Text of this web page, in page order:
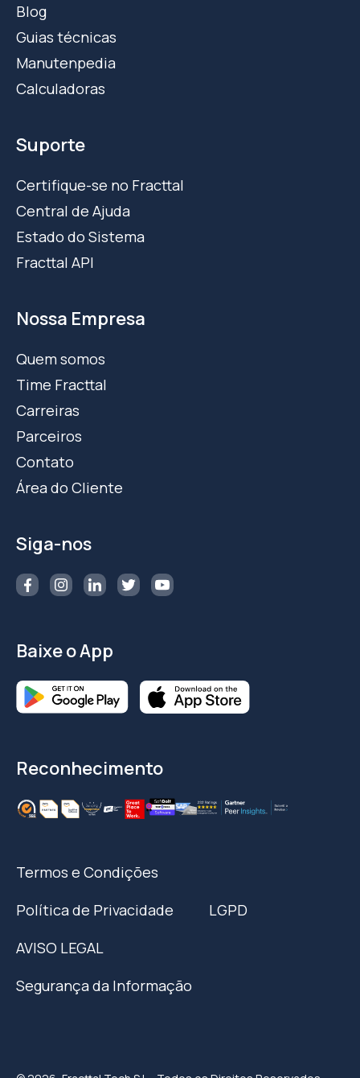
Blog
Guias técnicas
Manutenpedia
Calculadoras
Suporte
Certifique-se no Fracttal
Central de Ajuda
Estado do Sistema
Fracttal API
Nossa Empresa
Quem somos
Time Fracttal
Carreiras
Parceiros
Contato
Área do Cliente
Siga-nos
Baixe o App
Reconhecimento
Termos e Condições
Política de Privacidade
LGPD
AVISO LEGAL
Segurança da Informação